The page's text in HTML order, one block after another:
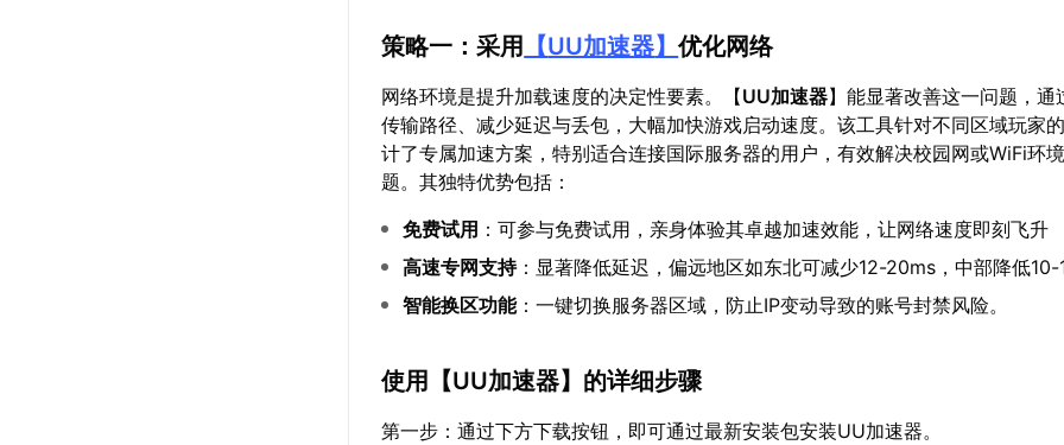
策略一：采用 【UU加速器】优化网络
网络环境是提升加载速度的决定性要素。【UU加速器】能显著改善这一问题，通
传输路径、减少延迟与丢包，大幅加快游戏启动速度。该工具针对不同区域玩家
计了专属加速方案，特别适合连接国际服务器的用户，有效解决校园网或WiFi环
题。其独特优势包括：
免费试用 ：可参与免费试用，亲身体验其卓越加速效能，让网络速度即刻飞升
高速专网支持：显著降低延迟，偏远地区如东北可减少12-20ms，中部降低
智能换区功能：一键切换服务器区域，防止IP变动导致的账号封禁风险。
使用【UU加速器】的详细步骤
第一步：通过下方下载按钮，即可通过最新安装包安装UU加速器。